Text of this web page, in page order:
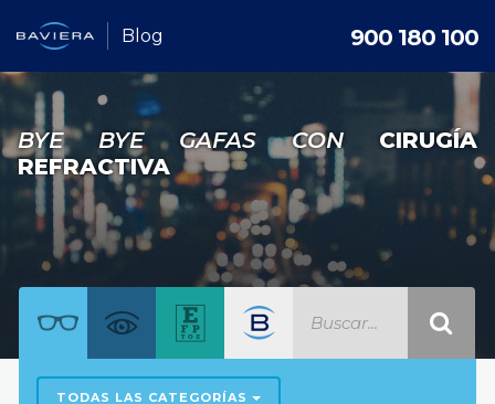
Blog 900 180 100
BYE BYE GAFAS CON CIRUGÍA
REFRACTIVA
TODAS LAS CATEGORÍAS